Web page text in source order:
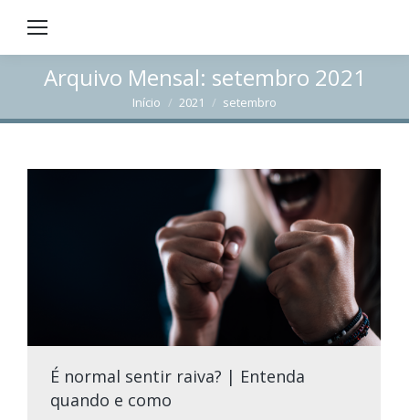
Arquivo Mensal: setembro 2021
Você está aqui:
Início 2021 setembro
É normal sentir raiva? | Entenda
quando e como